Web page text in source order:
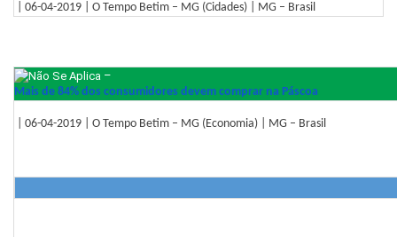
| 06-04-2019 | O Tempo Betim – MG (Cidades) | MG – Brasil
–
Mais de 84% dos consumidores devem comprar na Páscoa
| 06-04-2019 | O Tempo Betim – MG (Economia) | MG – Brasil